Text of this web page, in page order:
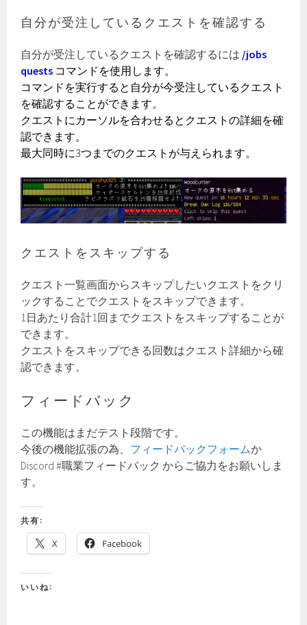
自分が受注しているクエストを確認する
自分が受注しているクエストを確認するには /jobs
quests コマンドを使用します。
コマンドを実行すると自分が今受注しているクエスト
を確認することができます。
クエストにカーソルを合わせるとクエストの詳細を確
認できます。
最大同時に3つまでのクエストが与えられます。
クエストをスキップする
クエスト一覧画面からスキップしたいクエストをクリ
ックすることでクエストをスキップできます。
1日あたり合計1回までクエストをスキップすることが
できます。
クエストをスキップできる回数はクエスト詳細から確
認できます。
フィードバック
この機能はまだテスト段階です。
今後の機能拡張の為、 フィードバックフォームか
Discord #職業フィードバック からご協力をお願いしま
す。
共有:
X Facebook
いいね: